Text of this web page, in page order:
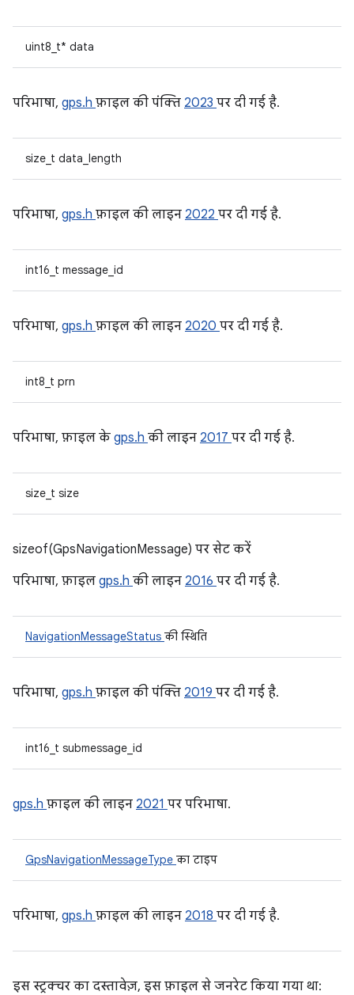
uint8_t* data
परिभाषा, gps.h फ़ाइल की पंक्ति 2023 पर दी गई है.
size_t data_length
परिभाषा, gps.h फ़ाइल की लाइन 2022 पर दी गई है.
int16_t message_id
परिभाषा, gps.h फ़ाइल की लाइन 2020 पर दी गई है.
int8_t prn
परिभाषा, फ़ाइल के gps.h की लाइन 2017 पर दी गई है.
size_t size
sizeof(GpsNavigationMessage) पर सेट करें
परिभाषा, फ़ाइल gps.h की लाइन 2016 पर दी गई है.
NavigationMessageStatus की स्थिति
परिभाषा, gps.h फ़ाइल की पंक्ति 2019 पर दी गई है.
int16_t submessage_id
gps.h फ़ाइल की लाइन 2021 पर परिभाषा.
GpsNavigationMessageType का टाइप
परिभाषा, gps.h फ़ाइल की लाइन 2018 पर दी गई है.
इस स्ट्रक्चर का दस्तावेज़, इस फ़ाइल से जनरेट किया गया था: